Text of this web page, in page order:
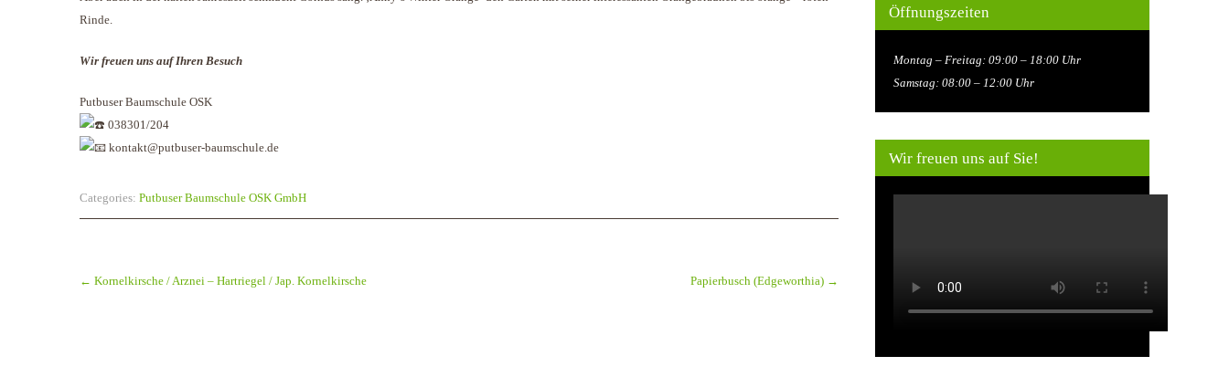
Rinde.
Wir freuen uns auf Ihren Besuch
Putbuser Baumschule OSK
038301/204
kontakt@putbuser-baumschule.de
Categories: Putbuser Baumschule OSK GmbH
navigation
← Kornelkirsche / Arznei – Hartriegel / Jap. Kornelkirsche Papierbusch (Edgeworthia) →
Öffnungszeiten
Montag – Freitag: 09:00 – 18:00 Uhr
Samstag: 08:00 – 12:00 Uhr
Wir freuen uns auf Sie!